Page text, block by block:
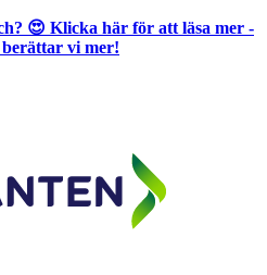
😍 Klicka här för att läsa mer -
berättar vi mer!